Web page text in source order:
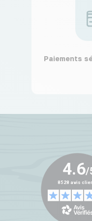
Paiements